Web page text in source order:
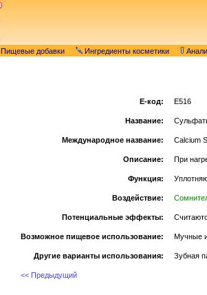
Пищевые добавки Ингредиенты косметики
E-код: E516
Название:
Международное название: Calcium
Описание: При
Функция:
Воздействие:
Потенциальные эффекты:
Возможное пищевое использование: Мучные
Другие варианты использования: Зубная
<< Предыдущий